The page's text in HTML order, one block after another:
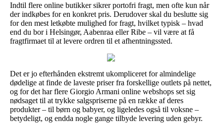
Indtil flere online butikker sikrer portofri fragt, men ofte kun når
der indkøbes for en konkret pris. Derudover skal du beslutte sig
for den mest letkøbte mulighed for fragt, hvilket typisk – hvad
end du bor i Helsingør, Aabenraa eller Ribe – vil være at få
fragtfirmaet til at levere ordren til et afhentningssted.
Det er jo efterhånden ekstremt ukompliceret for almindelige
dødelige at finde de laveste priser fra forskellige outlets på nettet,
og for det har flere Giorgio Armani online webshops set sig
nødsaget til at trykke salgspriserne på en række af deres
produkter – til børn og babyer, og ligeledes også til voksne –
betydeligt, og endda nogle gange tilbyde levering uden gebyr.